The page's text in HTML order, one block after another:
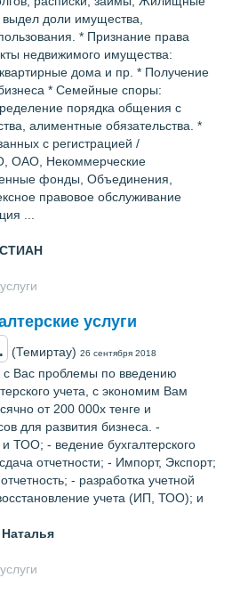
доли имущества,
* Признание права
недвижимого имущества:
дома и пр. * Получение
* Семейные споры:
порядка общения с
алиментные обязательства. *
с регистрацией /
ОАО, Некоммерческие
фонды, Объединения,
правовое обслуживание
...
услуги
(Темиртау) 26 сентября 2018
Вас проблемы по введению
учета, с экономим Вам
от 200 000х тенге и
для развития бизнеса. -
ТОО; - ведение бухгалтерского
отчетности; - Импорт, Экспорт;
- разработка учетной
учета (ИП, ТОО); и
Наталья